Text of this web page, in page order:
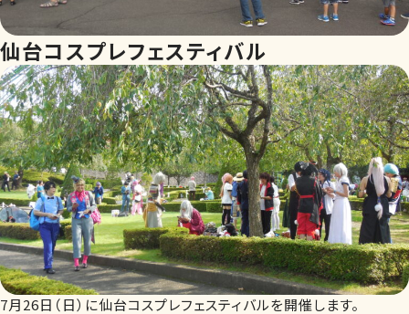
仙台コスプレフェスティバル
7月26日（日）に仙台コスプレフェスティバルを開催します。